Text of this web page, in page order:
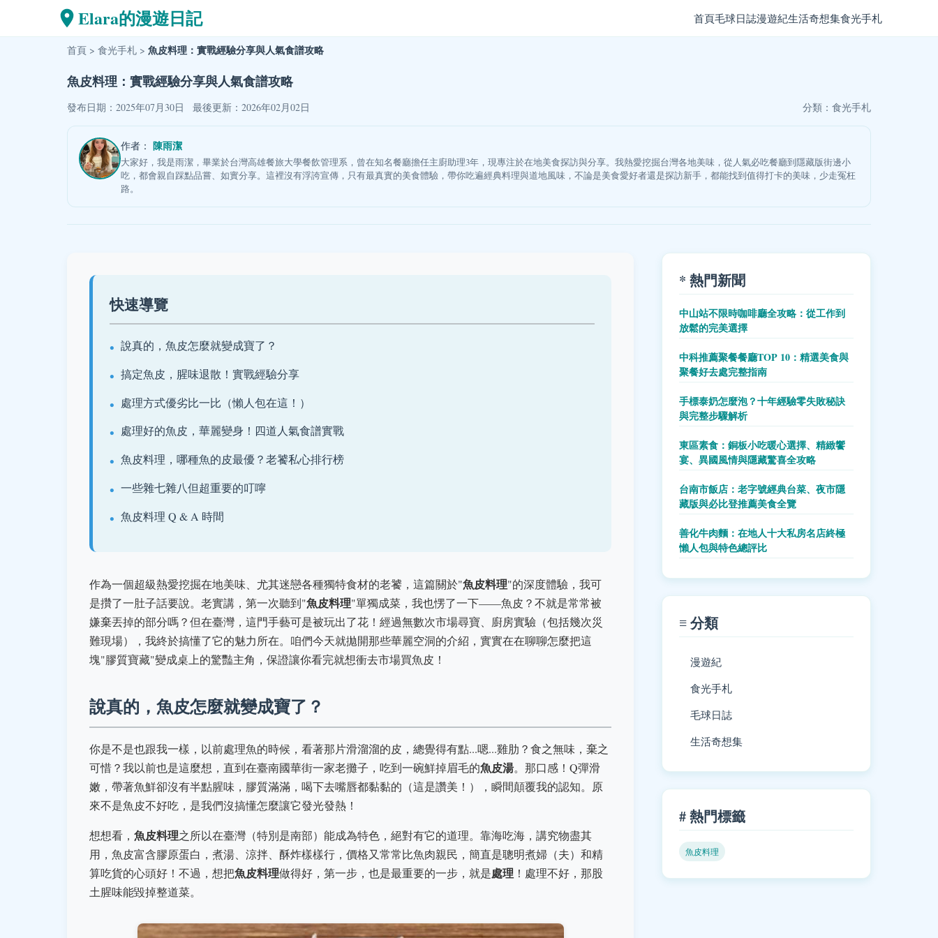
Elara的漫遊日記 首頁毛球日誌漫遊紀生活奇想集食光手札
首頁 > 食光手札 > 魚皮料理：實戰經驗分享與人氣食譜攻略
魚皮料理：實戰經驗分享與人氣食譜攻略
發布日期：2025年07月30日 最後更新：2026年02月02日 分類： 食光手札
作者： 陳雨潔
大家好，我是雨潔，畢業於台灣高雄餐旅大學餐飲管理系，曾在知名餐廳擔任主廚助理3年，現專注於在地美食探訪與分享。我熱愛挖掘台灣各地美味，從人氣必吃餐廳到隱藏版街邊小
吃，都會親自踩點品嘗、如實分享。這裡沒有浮誇宣傳，只有最真實的美食體驗，帶你吃遍經典料理與道地風味，不論是美食愛好者還是探訪新手，都能找到值得打卡的美味，少走冤枉
路。
快速導覽
說真的，魚皮怎麼就變成寶了？
搞定魚皮，腥味退散！實戰經驗分享
處理方式優劣比一比（懶人包在這！）
處理好的魚皮，華麗變身！四道人氣食譜實戰
魚皮料理，哪種魚的皮最優？老饕私心排行榜
一些雜七雜八但超重要的叮嚀
魚皮料理 Q & A 時間
作為一個超級熱愛挖掘在地美味、尤其迷戀各種獨特食材的老饕，這篇關於"魚皮料理"的深度體驗，我可
是攢了一肚子話要說。老實講，第一次聽到"魚皮料理"單獨成菜，我也愣了一下——魚皮？不就是常常被
嫌棄丟掉的部分嗎？但在臺灣，這門手藝可是被玩出了花！經過無數次市場尋寶、廚房實驗（包括幾次災
難現場），我終於搞懂了它的魅力所在。咱們今天就拋開那些華麗空洞的介紹，實實在在聊聊怎麼把這
塊"膠質寶藏"變成桌上的驚豔主角，保證讓你看完就想衝去市場買魚皮！
說真的，魚皮怎麼就變成寶了？
你是不是也跟我一樣，以前處理魚的時候，看著那片滑溜溜的皮，總覺得有點...嗯...雞肋？食之無味，棄之
可惜？我以前也是這麼想，直到在臺南國華街一家老攤子，吃到一碗鮮掉眉毛的魚皮湯。那口感！Q彈滑
嫩，帶著魚鮮卻沒有半點腥味，膠質滿滿，喝下去嘴唇都黏黏的（這是讚美！），瞬間顛覆我的認知。原
來不是魚皮不好吃，是我們沒搞懂怎麼讓它發光發熱！
想想看， 魚皮料理之所以在臺灣（特別是南部）能成為特色，絕對有它的道理。靠海吃海，講究物盡其
用，魚皮富含膠原蛋白，煮湯、涼拌、酥炸樣樣行，價格又常常比魚肉親民，簡直是聰明煮婦（夫）和精
算吃貨的心頭好！不過，想把魚皮料理做得好，第一步，也是最重要的一步，就是處理 ！處理不好，那股
土腥味能毀掉整道菜。
* 熱門新聞
中山站不限時咖啡廳全攻略：從工作到
放鬆的完美選擇
中科推薦聚餐餐廳TOP 10：精選美食與
聚餐好去處完整指南
手標泰奶怎麼泡？十年經驗零失敗秘訣
與完整步驟解析
東區素食：銅板小吃暖心選擇、精緻饗
宴、異國風情與隱藏驚喜全攻略
台南市飯店：老字號經典台菜、夜市隱
藏版與必比登推薦美食全覽
善化牛肉麵：在地人十大私房名店終極
懶人包與特色總評比
≡ 分類
漫遊紀
食光手札
毛球日誌
生活奇想集
# 熱門標籤
魚皮料理